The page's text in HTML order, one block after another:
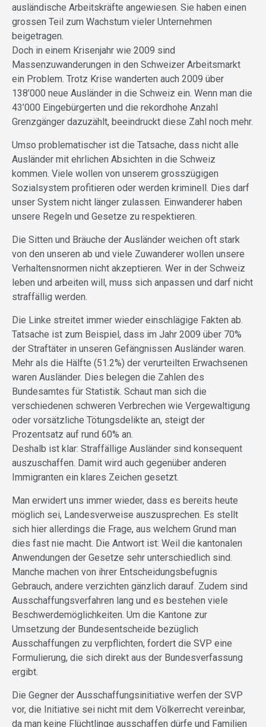
ausländische Arbeitskräfte angewiesen. Sie haben einen
grossen Teil zum Wachstum vieler Unternehmen
beigetragen.
Doch in einem Krisenjahr wie 2009 sind
Massenzuwanderungen in den Schweizer Arbeitsmarkt
ein Problem. Trotz Krise wanderten auch 2009 über
138’000 neue Ausländer in die Schweiz ein. Wenn man die
43’000 Eingebürgerten und die rekordhohe Anzahl
Grenzgänger dazuzählt, beeindruckt diese Zahl noch mehr.
Umso problematischer ist die Tatsache, dass nicht alle
Ausländer mit ehrlichen Absichten in die Schweiz
kommen. Viele wollen von unserem grosszügigen
Sozialsystem profitieren oder werden kriminell. Dies darf
unser System nicht länger zulassen. Einwanderer haben
unsere Regeln und Gesetze zu respektieren.
Die Sitten und Bräuche der Ausländer weichen oft stark
von den unseren ab und viele Zuwanderer wollen unsere
Verhaltensnormen nicht akzeptieren. Wer in der Schweiz
leben und arbeiten will, muss sich anpassen und darf nicht
straffällig werden.
Die Linke streitet immer wieder einschlägige Fakten ab.
Tatsache ist zum Beispiel, dass im Jahr 2009 über 70%
der Straftäter in unseren Gefängnissen Ausländer waren.
Mehr als die Hälfte (51.2%) der verurteilten Erwachsenen
waren Ausländer. Dies belegen die Zahlen des
Bundesamtes für Statistik. Schaut man sich die
verschiedenen schweren Verbrechen wie Vergewaltigung
oder vorsätzliche Tötungsdelikte an, steigt der
Prozentsatz auf rund 60% an.
Deshalb ist klar: Straffällige Ausländer sind konsequent
auszuschaffen. Damit wird auch gegenüber anderen
Immigranten ein klares Zeichen gesetzt.
Man erwidert uns immer wieder, dass es bereits heute
möglich sei, Landesverweise auszusprechen. Es stellt
sich hier allerdings die Frage, aus welchem Grund man
dies fast nie macht. Die Antwort ist: Weil die kantonalen
Anwendungen der Gesetze sehr unterschiedlich sind.
Manche machen von ihrer Entscheidungsbefugnis
Gebrauch, andere verzichten gänzlich darauf. Zudem sind
Ausschaffungsverfahren lang und es bestehen viele
Beschwerdemöglichkeiten. Um die Kantone zur
Umsetzung der Bundesentscheide bezüglich
Ausschaffungen zu verpflichten, fordert die SVP eine
Formulierung, die sich direkt aus der Bundesverfassung
ergibt.
Die Gegner der Ausschaffungsinitiative werfen der SVP
vor, die Initiative sei nicht mit dem Völkerrecht vereinbar,
da man keine Flüchtlinge ausschaffen dürfe und Familien